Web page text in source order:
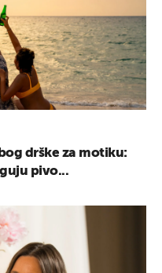
drške za motiku:
pivo...